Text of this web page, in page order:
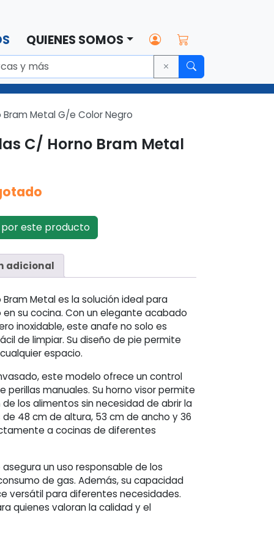
QUIENES SOMOS
Metal G/e Color Negro
C/ Horno Bram Metal
este producto
adicional
Bram Metal es la solución ideal para
su cocina. Con un elegante acabado
inoxidable, este anafe no solo es
de limpiar. Su diseño de pie permite
espacio.
este modelo ofrece un control
manuales. Su horno visor permite
los alimentos sin necesidad de abrir la
48 cm de altura, 53 cm de ancho y 36
a cocinas de diferentes
un uso responsable de los
de gas. Además, su capacidad
versátil para diferentes necesidades.
quienes valoran la calidad y el